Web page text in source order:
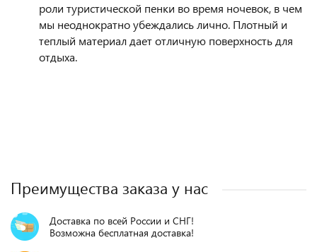
роли туристической пенки во время ночевок, в чем
мы неоднократно убеждались лично. Плотный и
теплый материал дает отличную поверхность для
отдыха.
Преимущества заказа у нас
Доставка по всей России и СНГ!
Возможна бесплатная доставка!